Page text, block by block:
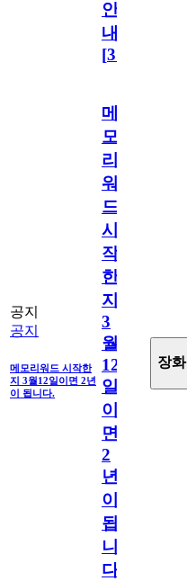
안
내
[31
공지
공지
메모리워드 시작한
지 3월12일이면 2년
이 됩니다.
메
모
리
워
드
시
작
한
지
3
월
12
일
이
면
2
년
이
됩
니
다.
장화